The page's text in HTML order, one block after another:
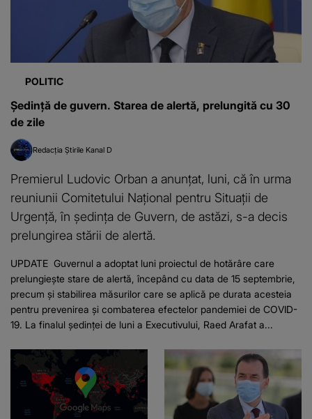
POLITIC
Ședință de guvern. Starea de alertă, prelungită cu 30
de zile
Redacția Știrile Kanal D
Premierul Ludovic Orban a anunţat, luni, că în urma
reuniunii Comitetului Naţional pentru Situaţii de
Urgenţă, în şedinţa de Guvern, de astăzi, s-a decis
prelungirea stării de alertă.
UPDATE Guvernul a adoptat luni proiectul de hotărâre care
prelungieşte stare de alertă, începând cu data de 15 septembrie,
precum şi stabilirea măsurilor care se aplică pe durata acesteia
pentru prevenirea şi combaterea efectelor pandemiei de COVID-
19. La finalul şedinţei de luni a Executivului, Raed Arafat a...